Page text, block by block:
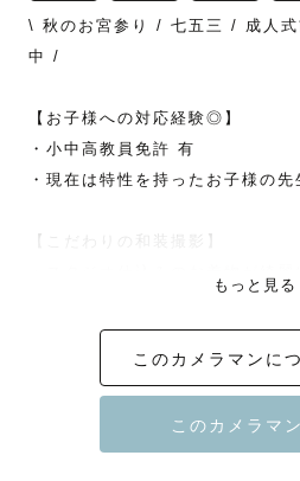
\ 秋のお宮参り / 七五三 / 成人式
中 /
【お子様への対応経験◎】
・小中高教員免許 有
・現在は特性を持ったお子様の先
【こだわりの編集】
ナチュラルな色味を生かしつつ
とつけた高級感のある写真が得意
もっと見る
このカメラマンに